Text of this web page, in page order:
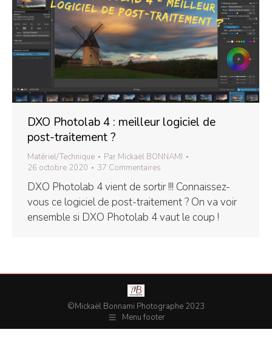
DXO Photolab 4 : meilleur logiciel de
post-traitement ?
Matériel/Technique Par Mickaël BONNAMI
26 octobre 2020
37 Commentaires
DXO Photolab 4 vient de sortir !!! Connaissez-
vous ce logiciel de post-traitement ? On va voir
ensemble si DXO Photolab 4 vaut le coup !
©Mickaël Bonnami Photographe 2023
Menu footer